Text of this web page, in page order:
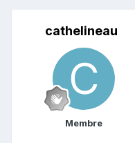
cathelineau
Membre